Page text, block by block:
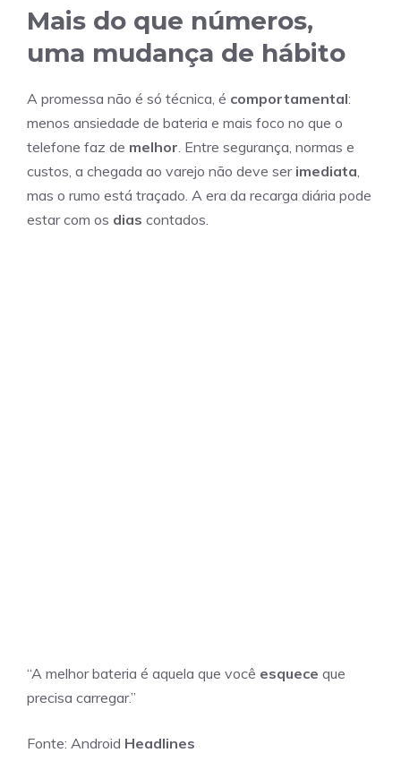
Mais do que números,
uma mudança de hábito
A promessa não é só técnica, é comportamental:
menos ansiedade de bateria e mais foco no que o
telefone faz de melhor. Entre segurança, normas e
custos, a chegada ao varejo não deve ser imediata,
mas o rumo está traçado. A era da recarga diária pode
estar com os dias contados.
“A melhor bateria é aquela que você esquece que
precisa carregar.”
Fonte: Android Headlines